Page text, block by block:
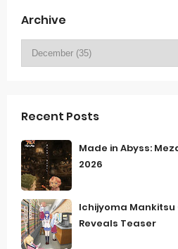
Archive
Recent Posts
Made in Abyss:
2026
Ichijyoma Mankitsu
Reveals Teaser